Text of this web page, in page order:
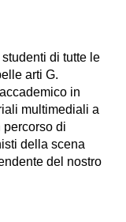
di tutte le
arti G.
in
multimediali a
percorso di
della scena
del nostro